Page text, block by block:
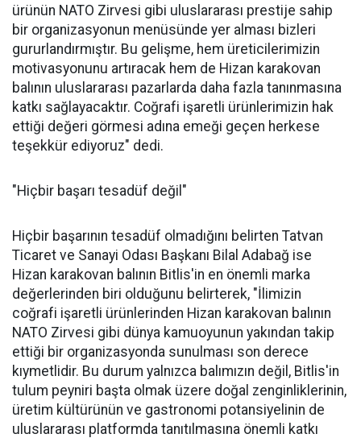
ürünün NATO Zirvesi gibi uluslararası prestije sahip
bir organizasyonun menüsünde yer alması bizleri
gururlandırmıştır. Bu gelişme, hem üreticilerimizin
motivasyonunu artıracak hem de Hizan karakovan
balının uluslararası pazarlarda daha fazla tanınmasına
katkı sağlayacaktır. Coğrafi işaretli ürünlerimizin hak
ettiği değeri görmesi adına emeği geçen herkese
teşekkür ediyoruz" dedi.
"Hiçbir başarı tesadüf değil"
Hiçbir başarının tesadüf olmadığını belirten Tatvan
Ticaret ve Sanayi Odası Başkanı Bilal Adabağ ise
Hizan karakovan balının Bitlis'in en önemli marka
değerlerinden biri olduğunu belirterek, "İlimizin
coğrafi işaretli ürünlerinden Hizan karakovan balının
NATO Zirvesi gibi dünya kamuoyunun yakından takip
ettiği bir organizasyonda sunulması son derece
kıymetlidir. Bu durum yalnızca balımızın değil, Bitlis'in
tulum peyniri başta olmak üzere doğal zenginliklerinin,
üretim kültürünün ve gastronomi potansiyelinin de
uluslararası platformda tanıtılmasına önemli katkı